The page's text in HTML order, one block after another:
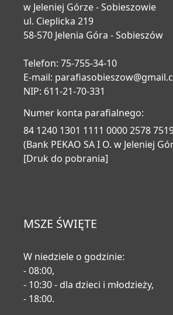
w Jeleniej Górze - Sobieszowie
ul. Cieplicka 219
58-570 Jelenia Góra - Sobieszów
Telefon: 75-755-34-10
E-mail:
NIP: 611-21-70-331
Numer konta parafialnego:
84 1240 1301 1111 0000 2578
(Bank PEKAO SA I O. w Jeleniej
[Druk do pobrania]
MSZE ŚWIĘTE
W niedziele o godzinie:
- 08:00,
- 10:30 - dla dzieci i młodzieży,
- 18:00.